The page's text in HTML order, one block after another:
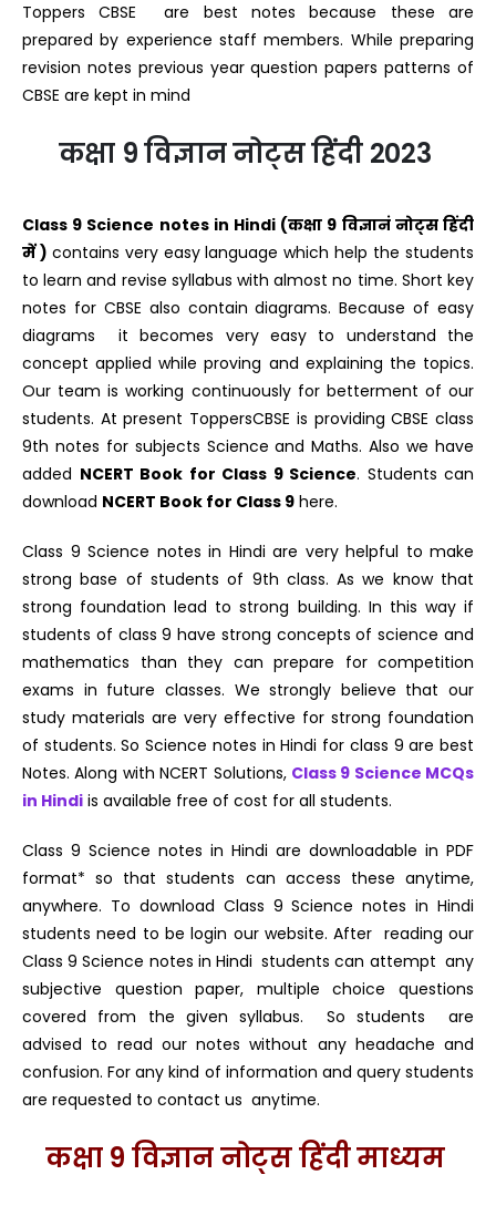
Toppers CBSE are best notes because these are
prepared by experience staff members. While preparing
revision notes previous year question papers patterns of
CBSE are kept in mind
कक्षा 9 विज्ञान नोट्स हिंदी 2023
Class 9 Science notes in Hindi (कक्षा 9 विज्ञानं नोट्स हिंदी
में ) contains very easy language which help the students
to learn and revise syllabus with almost no time. Short key
notes for CBSE also contain diagrams. Because of easy
diagrams it becomes very easy to understand the
concept applied while proving and explaining the topics.
Our team is working continuously for betterment of our
students. At present ToppersCBSE is providing CBSE class
9th notes for subjects Science and Maths.Also we have
added NCERT Book for Class 9 Science. Students can
download NCERT Book for Class 9 here.
Class 9 Science notes in Hindi are very helpful to make
strong base of students of 9th class. As we know that
strong foundation lead to strong building. In this way if
students of class 9 have strong concepts of science and
mathematics than they can prepare for competition
exams in future classes. We strongly believe that our
study materials are very effective for strong foundation
of students. So Science notes in Hindi for class 9 are best
Notes. Along with NCERT Solutions, Class 9 Science MCQs
in Hindi is available free of cost for all students.
Class 9 Science notes in Hindi are downloadable in PDF
format* so that students can access these anytime,
anywhere. To download Class 9 Science notes in Hindi
students need to be login our website. After reading our
Class 9 Science notes in Hindi students can attempt any
subjective question paper, multiple choice questions
covered from the given syllabus. So students are
advised to read our notes without any headache and
confusion. For any kind of information and query students
are requested to contact us anytime.
कक्षा 9 विज्ञान नोट्स हिंदी माध्यम